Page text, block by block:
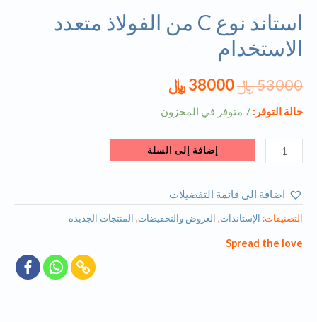
استاند نوع C من الفولاذ متعدد
الاستخدام
53000﷼38000﷼
حالة التوفر: 7 متوفر في المخزون
إضافة إلى السلة
اضافة الى قائمة التفضيلات
التصنيفات: الإستاندات, العروض والتخفيضات, المنتجات الجديدة
Spread the love